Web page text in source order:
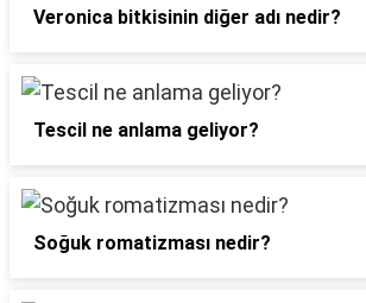
Veronica bitkisinin diğer adı nedir?
Tescil ne anlama geliyor?
Soğuk romatizması nedir?